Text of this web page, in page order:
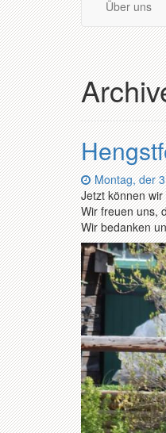
Über uns
Datum:
Montag, der
Jetzt können
Wir freuen uns,
Wir bedanken